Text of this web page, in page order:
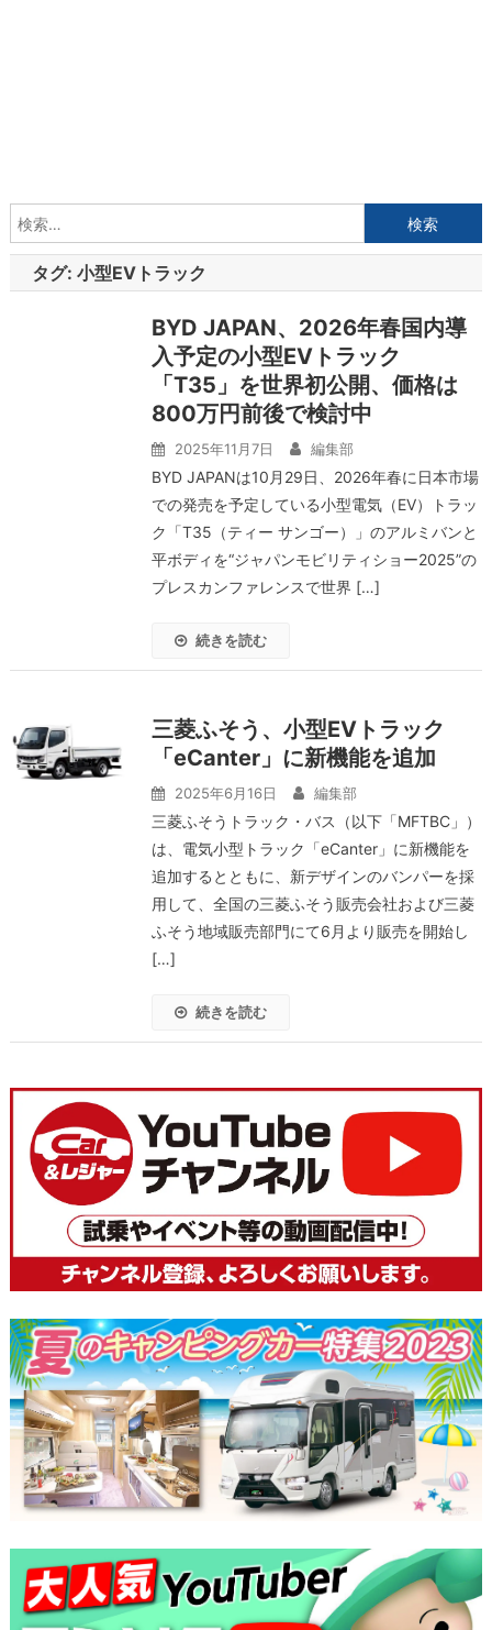
索:
タグ: 小型EVトラック
BYD JAPAN、2026年春国内導
入予定の小型EVトラック
「T35」を世界初公開、価格は
800万円前後で検討中
2025年11月7日 編集部
BYD JAPANは10月29日、2026年春に日本市場
での発売を予定している小型電気（EV）トラッ
ク「T35（ティー サンゴー）」のアルミバンと
平ボディを“ジャパンモビリティショー2025”の
プレスカンファレンスで世界 […]
続きを読む
三菱ふそう、小型EVトラック
「eCanter」に新機能を追加
2025年6月16日 編集部
三菱ふそうトラック・バス（以下「MFTBC」）
は、電気小型トラック「eCanter」に新機能を
追加するとともに、新デザインのバンパーを採
用して、全国の三菱ふそう販売会社および三菱
ふそう地域販売部門にて6月より販売を開始し
[…]
続きを読む